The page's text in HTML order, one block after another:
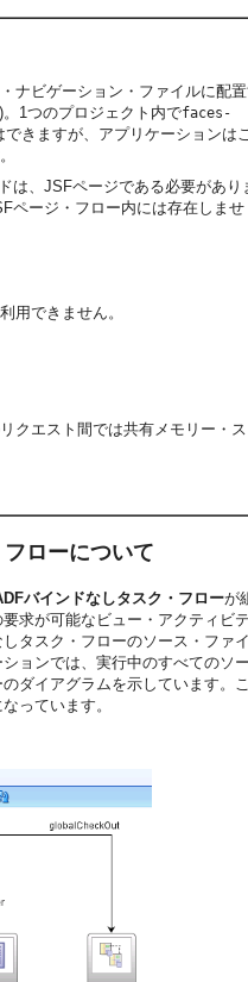
ナビゲーション・ファイルに配
)。1つのプロジェクト内でfaces-
きますが、アプリケーションは
は、JSFページである必要があり
ページ・フロー内には存在しませ
用できません。
クエスト間では共有メモリー・
ローについて
バインドなしタスク・フローが
求が可能なビュー・アクティ
タスク・フローのソース・ファ
ョンでは、実行中のすべてのソ
ダイアグラムを示しています
っています。